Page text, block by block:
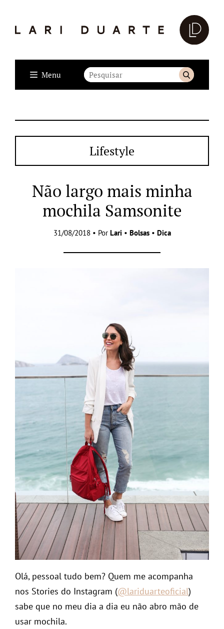
Menu
Lifestyle
Não largo mais minha
mochila Samsonite
31/08/2018 • Por Lari • Bolsas• Dica
Olá, pessoal tudo bem? Quem me acompanha
nos Stories do Instagram (@lariduarteoficial)
sabe que no meu dia a dia eu não abro mão de
usar mochila.